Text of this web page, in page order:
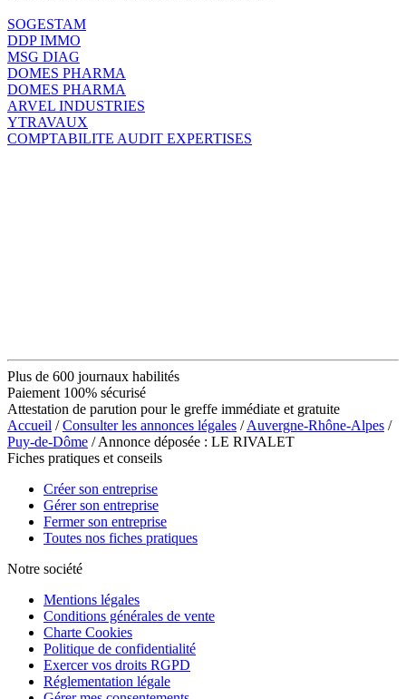
SOGESTAM
DDP IMMO
MSG DIAG
DOMES PHARMA
DOMES PHARMA
ARVEL INDUSTRIES
YTRAVAUX
COMPTABILITE AUDIT EXPERTISES
Plus de 600 journaux habilités
Paiement 100% sécurisé
Attestation de parution pour le greffe immédiate et gratuite
Accueil /Consulter les annonces légales /Auvergne-Rhône-Alpes /
Puy-de-Dôme / Annonce déposée : LE RIVALET
Fiches pratiques et conseils
Créer son entreprise
Gérer son entreprise
Fermer son entreprise
Toutes nos fiches pratiques
Notre société
Mentions légales
Conditions générales de vente
Charte Cookies
Politique de confidentialité
Exercer vos droits RGPD
Réglementation légale